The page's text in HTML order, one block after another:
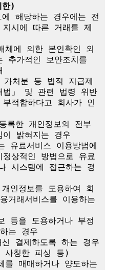
)
해당하는 경우에는 전
지시에 따른 거래를 제
체에 의한 본인확인 외
추가적인 보안조치를
처분 등 법적 지급제
법」 및 관련 법령 위반
적합하다고 회사가 인
한 개인정보의 전부
이 밝혀지는 경우
유료서비스 이용방법에
상적인 방법으로 유료
시스템에 접근하는 경
인정보를 도용하여 회
거래서비스를 이용하는
등을 도용하거나 부정
는 경우
결제하도록 하는 경우
사칭한 피싱 등)
매매하거나 양도하는